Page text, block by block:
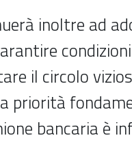
inoltre ad
il circolo
priorità
bancaria è